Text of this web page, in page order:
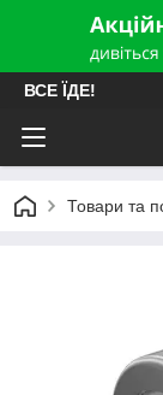
ВСЕ ЇДЕ!
Товари та